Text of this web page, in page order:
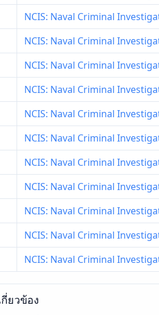
NCIS: Naval Criminal
NCIS: Naval Criminal
NCIS: Naval Criminal
NCIS: Naval Criminal
NCIS: Naval Criminal
NCIS: Naval Criminal
NCIS: Naval Criminal
NCIS: Naval Criminal
NCIS: Naval Criminal
NCIS: Naval Criminal
NCIS: Naval Criminal
ยวข้อง